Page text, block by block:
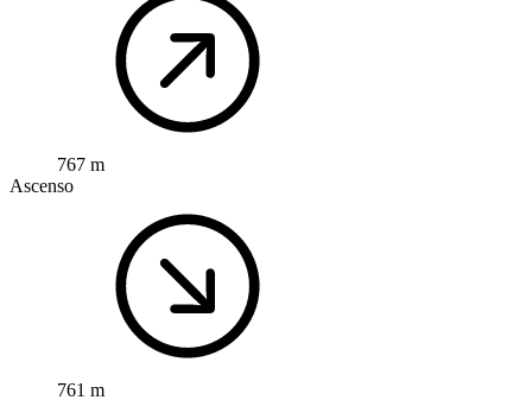
767 m
Ascenso
761 m